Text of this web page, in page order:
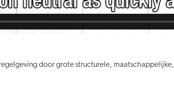
door grote structurele,